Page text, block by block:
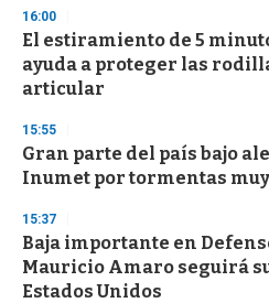
16:00
El estiramiento de 5
ayuda a proteger las
articular
15:55
Gran parte del país bajo
Inumet por tormentas
15:37
Baja importante en
Mauricio Amaro seguirá
Estados Unidos